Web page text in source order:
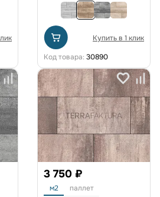
Купить в 1 клик
Код товара: 30890
3 750 ₽
м2 паллет